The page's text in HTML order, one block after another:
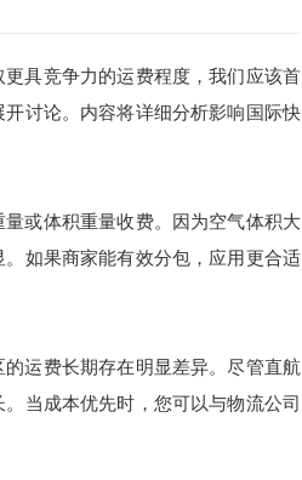
具竞争力的运费程度，我们应该首
讨论。内容将详细分析影响国际快
或体积重量收费。因为空气体积大
如果商家能有效分包，应用更合适
运费长期存在明显差异。尽管直航
当成本优先时，您可以与物流公司